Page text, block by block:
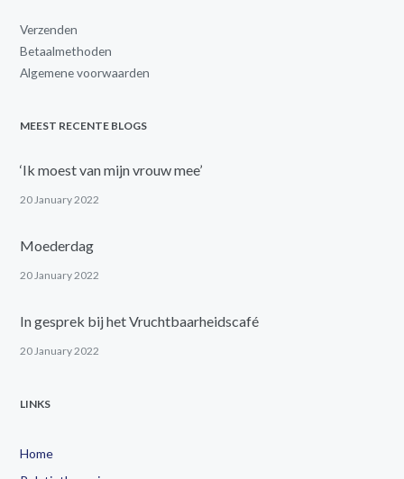
Verzenden
Betaalmethoden
Algemene voorwaarden
MEEST RECENTE BLOGS
‘Ik moest van mijn vrouw mee’
20 January 2022
Moederdag
20 January 2022
In gesprek bij het Vruchtbaarheidscafé
20 January 2022
LINKS
Home